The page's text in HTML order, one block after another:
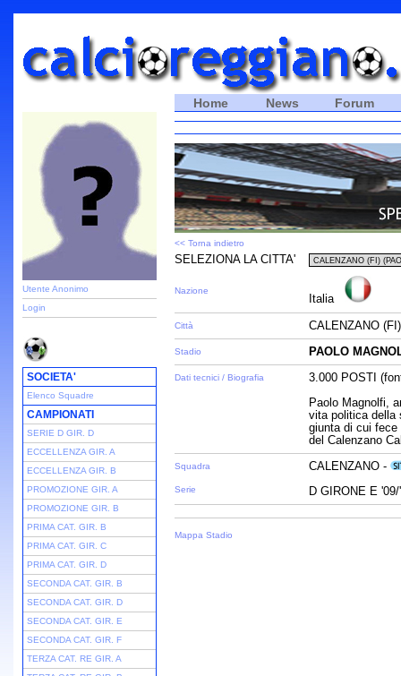
Utente Anonimo
Login
SOCIETA'
Elenco Squadre
CAMPIONATI
SERIE D GIR. D
ECCELLENZA GIR. A
ECCELLENZA GIR. B
PROMOZIONE GIR. A
PROMOZIONE GIR. B
PRIMA CAT. GIR. B
PRIMA CAT. GIR. C
PRIMA CAT. GIR. D
SECONDA CAT. GIR. B
SECONDA CAT. GIR. D
SECONDA CAT. GIR. E
SECONDA CAT. GIR. F
TERZA CAT. RE GIR. A
Home News Forum
<< Torna indietro
SELEZIONA LA CITTA'
Nazione
Italia
Città CALENZANO (FI)
Stadio PAOLO
Dati tecnici / Biografia
3.000 POSTI
Paolo Magnolfi,
vita politica della
giunta di cui fece
del Calenzano
Squadra
Serie
CALENZANO -
D GIRONE E '09/
Mappa Stadio